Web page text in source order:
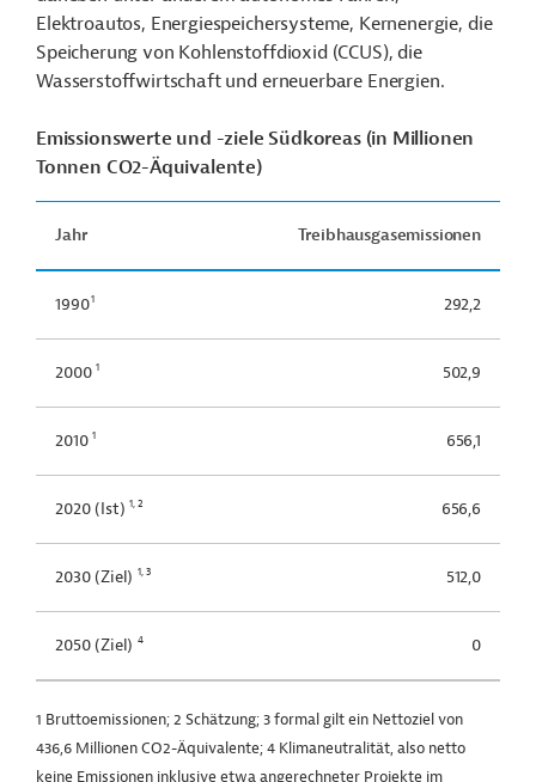
Elektroautos, Energiespeichersysteme, Kernenergie, die
Speicherung von Kohlenstoffdioxid (CCUS), die
Wasserstoffwirtschaft und erneuerbare Energien.
Emissionswerte und -ziele Südkoreas (in Millionen
Tonnen CO2-Äquivalente)
Jahr Treibhausgasemissionen
19901 292,2
20001 502,9
20101 656,1
2020 (Ist)1, 2 656,6
2030 (Ziel)1, 3 512,0
2050 (Ziel)4 0
1 Bruttoemissionen; 2 Schätzung; 3 formal gilt ein Nettoziel von
436,6 Millionen CO2-Äquivalente; 4 Klimaneutralität, also netto
keine Emissionen inklusive etwa angerechneter Projekte im